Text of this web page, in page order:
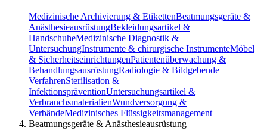
Medizinische Archivierung & EtikettenBeatmungsgeräte &
AnästhesieausrüstungBekleidungsartikel &
HandschuheMedizinische Diagnostik &
UntersuchungInstrumente & chirurgische InstrumenteMöbel
& SicherheitseinrichtungenPatientenüberwachung &
BehandlungsausrüstungRadiologie & Bildgebende
VerfahrenSterilisation &
InfektionspräventionUntersuchungsartikel &
VerbrauchsmaterialienWundversorgung &
VerbändeMedizinisches Flüssigkeitsmanagement
Beatmungsgeräte & Anästhesieausrüstung